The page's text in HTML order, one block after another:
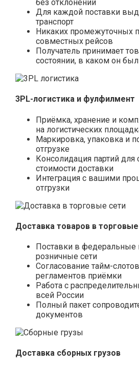
без отклонений
Для каждой поставки
транспорт
Никаких промежуточных
совместных рейсов
Получатель принимает
состоянии, в каком он
3PL-логистика и фулфилмент
Приёмка, хранение и
на логистических
Маркировка, упаковка и
отгрузке
Консолидация партий для
стоимости доставки
Интеграция с вашими
отгрузки
Доставка товаров в
Поставки в федеральные
розничные сети
Согласование тайм-
регламентов приёмки
Работа с
всей России
Полный пакет
документов
Доставка сборных грузов